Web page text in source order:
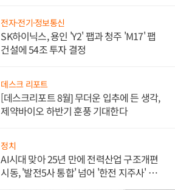
전자·전기·정보통신
SK하이닉스, 용인 'Y2' 팹과 청주 'M17' 팹
건설에 54조 투자 결정
데스크 리포트
[데스크리포트 8월] 무더운 입추에 든 생각,
제약바이오 하반기 훈풍 기대한다
정치
AI시대 맞아 25년 만에 전력산업 구조개편
시동, '발전5사 통합' 넘어 '한전 지주사' 재편